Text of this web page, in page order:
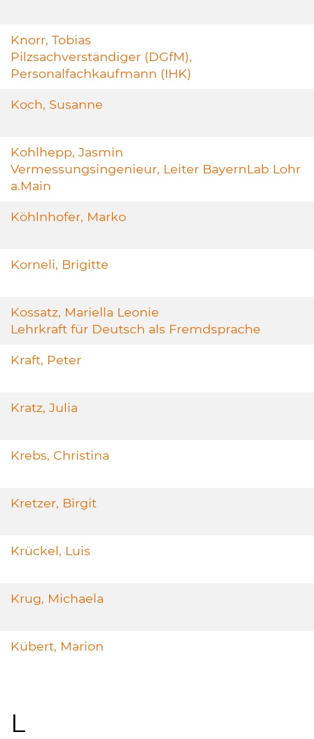
Knorr, Tobias
Pilzsachverständiger (DGfM),
Personalfachkaufmann (IHK)
Koch, Susanne
Kohlhepp, Jasmin
Vermessungsingenieur, Leiter BayernLab Lohr
a.Main
Köhlnhofer, Marko
Korneli, Brigitte
Kossatz, Mariella Leonie
Lehrkraft für Deutsch als Fremdsprache
Kraft, Peter
Kratz, Julia
Krebs, Christina
Kretzer, Birgit
Krückel, Luis
Krug, Michaela
Kübert, Marion
L